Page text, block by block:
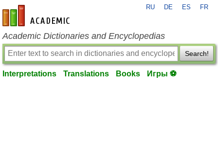
en-academic.com
RU DE ES FR
Academic Dictionaries and Encyclopedias
Search!
Interpretations Translations Books Игры ⚽